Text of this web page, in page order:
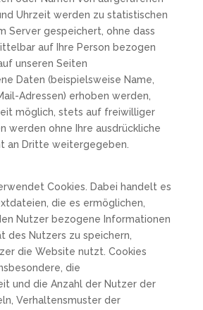
Uhrzeit werden zu statistischen
Server gespeichert, ohne dass
auf Ihre Person bezogen
unseren Seiten
Daten (beispielsweise Name,
Adressen) erhoben werden,
möglich, stets auf freiwilliger
werden ohne Ihre ausdrückliche
an Dritte weitergegeben.
Cookies. Dabei handelt es
die es ermöglichen,
Nutzer bezogene Informationen
des Nutzers zu speichern,
die Website nutzt. Cookies
die
und die Anzahl der Nutzer der
Verhaltensmuster der